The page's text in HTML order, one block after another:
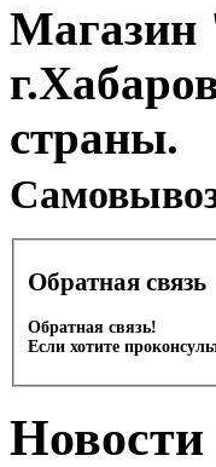
Магазин
страны.
Обратная связь
Обратная связь!
Если хотите
Новости